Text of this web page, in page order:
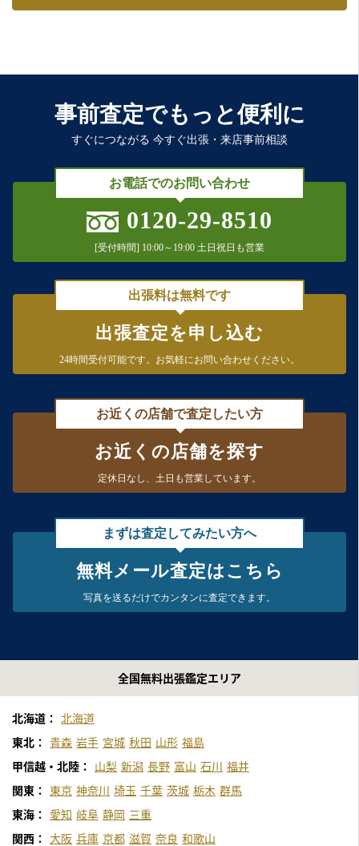
事前査定でもっと便利に
すぐにつながる 今すぐ出張・来店事前相談
お電話でのお問い合わせ
0120-29-8510
[受付時間] 10:00～19:00 土日祝日も営業
出張料は無料です
出張査定を申し込む
24時間受付可能です。 お気軽にお問い合わせください。
お近くの店舗で査定したい方
お近くの店舗を探す
定休日なし、 土日も営業しています。
まずは査定してみたい方へ
無料メール査定はこちら
写真を送るだけでカンタンに査定できます。
全国無料出張鑑定エリア
北海道： 北海道
東北： 青森 岩手 宮城 秋田 山形 福島
甲信越・北陸：
山梨 新潟 長野 富山 石川 福井
関東：
東京 神奈川 埼玉 千葉 茨城 栃木 群馬
東海：
愛知 岐阜 静岡 三重
関西： 大阪 兵庫 京都 滋賀 奈良 和歌山